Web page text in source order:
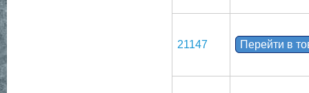
21147 Перейти в